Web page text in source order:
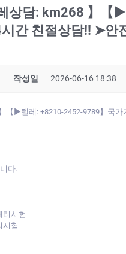
상담: km268 】【
간 친절상담!! ➤
작성일 2026-06-16 18:38
【▶텔레: +8210-2452-9789】국
다.
리시험
시험